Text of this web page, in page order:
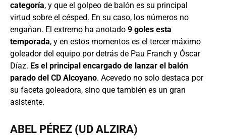
categoría, y que el golpeo de balón es su principal
virtud sobre el césped. En su caso, los números no
engañan. El extremo ha anotado 9 goles esta
temporada, y en estos momentos es el tercer máximo
goleador del equipo por detrás de Pau Franch y Óscar
Díaz. Es el principal encargado de lanzar el balón
parado del CD Alcoyano. Acevedo no solo destaca por
su faceta goleadora, sino que también es un gran
asistente.
ABEL PÉREZ (UD ALZIRA)